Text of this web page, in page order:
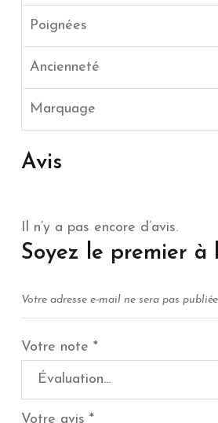
Poignées
Ancienneté
Marquage
Avis
Il n’y a pas encore d’avis.
Soyez le premier à
Votre adresse e-mail ne sera pas
Votre note *
Votre avis *